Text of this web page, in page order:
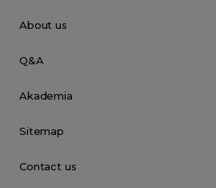
About us
Q&A
Akademia
Sitemap
Contact us